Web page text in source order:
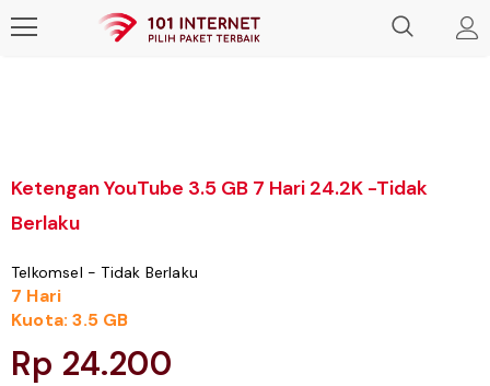
Ketengan YouTube 3.5 GB 7 Hari 24.2K -Tidak
Berlaku
Telkomsel - Tidak Berlaku
7 Hari
Kuota: 3.5 GB
Rp 24.200